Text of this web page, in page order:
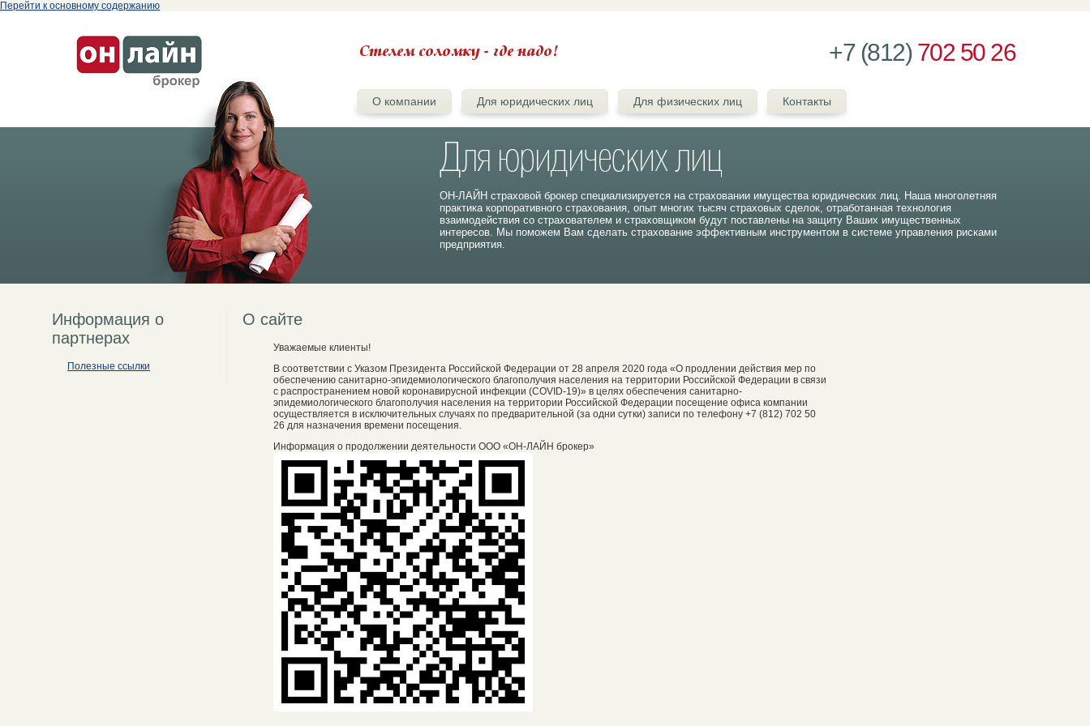
Перейти к основному содержанию
+7 (812) 702 50 26
О компании Для юридических лиц Для физических лиц Контакты
ОН-ЛАЙН страховой брокер специализируется на страховании имущества юридических лиц. Наша многолетняя
практика корпоративного страхования, опыт многих тысяч страховых сделок, отработанная технология
взаимодействия со страхователем и страховщиком будут поставлены на защиту Ваших имущественных
интересов. Мы поможем Вам сделать страхование эффективным инструментом в системе управления рисками
предприятия.
Информация о
партнерах
Полезные ссылки
О сайте
Уважаемые клиенты!
В соответствии с Указом Президента Российской Федерации от 28 апреля 2020 года «О продлении действия мер по
обеспечению санитарно-эпидемиологического благополучия населения на территории Российской Федерации в связи
с распространением новой коронавирусной инфекции (COVID-19)» в целях обеспечения санитарно-
эпидемиологического благополучия населения на территории Российской Федерации посещение офиса компании
осуществляется в исключительных случаях по предварительной (за одни сутки) записи по телефону +7 (812) 702 50
26 для назначения времени посещения.
Информация о продолжении деятельности ООО «ОН-ЛАЙН брокер»